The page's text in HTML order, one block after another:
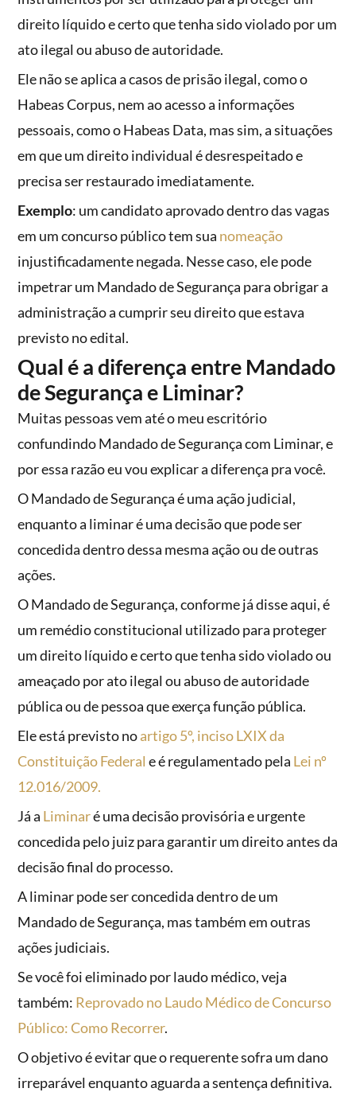
direito líquido e certo que tenha sido violado por um
ato ilegal ou abuso de autoridade.
Ele não se aplica a casos de prisão ilegal, como o
Habeas Corpus, nem ao acesso a informações
pessoais, como o Habeas Data, mas sim, a situações
em que um direito individual é desrespeitado e
precisa ser restaurado imediatamente.
Exemplo: um candidato aprovado dentro das vagas
em um concurso público tem sua nomeação
injustificadamente negada. Nesse caso, ele pode
impetrar um Mandado de Segurança para obrigar a
administração a cumprir seu direito que estava
previsto no edital.
Qual é a diferença entre Mandado
de Segurança e Liminar?
Muitas pessoas vem até o meu escritório
confundindo Mandado de Segurança com Liminar, e
por essa razão eu vou explicar a diferença pra você.
O Mandado de Segurança é uma ação judicial,
enquanto a liminar é uma decisão que pode ser
concedida dentro dessa mesma ação ou de outras
ações.
O Mandado de Segurança, conforme já disse aqui, é
um remédio constitucional utilizado para proteger
um direito líquido e certo que tenha sido violado ou
ameaçado por ato ilegal ou abuso de autoridade
pública ou de pessoa que exerça função pública.
Ele está previsto noartigo 5º, inciso LXIX da
Constituição Federal e é regulamentado pela Lei nº
12.016/2009.
Já a Liminaré uma decisão provisória e urgente
concedida pelo juiz para garantir um direito antes da
decisão final do processo.
A liminar pode ser concedida dentro de um
Mandado de Segurança, mas também em outras
ações judiciais.
Se você foi eliminado por laudo médico, veja
também: Reprovado no Laudo Médico de Concurso
Público: Como Recorrer.
O objetivo é evitar que o requerente sofra um dano
irreparável enquanto aguarda a sentença definitiva.